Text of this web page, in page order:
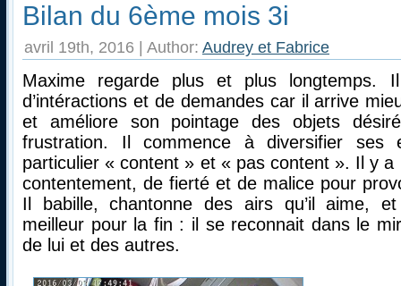
Bilan du 6ème mois 3i
avril 19th, 2016 | Author: Audrey et Fabrice
Maxime regarde plus et plus
d’intéractions et de demandes car il arrive
et améliore son pointage des objets
frustration. Il commence à diversifier ses
particulier « content » et « pas content ». Il y
contentement, de fierté et de malice pour
Il babille, chantonne des airs qu’il aime,
meilleur pour la fin : il se reconnait dans le
de lui et des autres.